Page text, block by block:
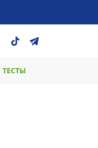
ТЕСТЫ